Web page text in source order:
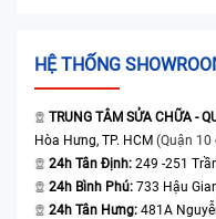
HỆ THỐNG
TRUNG TÂM SỬA CHỮA -
Hòa Hưng, TP. HCM (Quận 10
24h Tân Định: 249 -251
24h Bình Phú: 733 Hậu
24h Tân Hưng: 481A